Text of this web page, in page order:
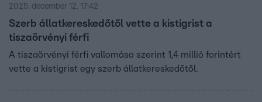
2025. december 12. 17:42
Szerb állatkereskedőtől vette a kistigrist a
tiszaörvényi férfi
A tiszaörvényi férfi vallomása szerint 1,4 millió forintért
vette a kistigrist egy szerb állatkereskedőtől.